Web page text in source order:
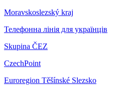
Moravskoslezský kraj
Телефонна лінія для українців
Skupina ČEZ
CzechPoint
Euroregion Těšínské Slezsko